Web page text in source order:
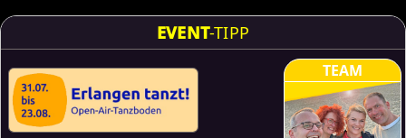
EVENT-TIPP
TEAM